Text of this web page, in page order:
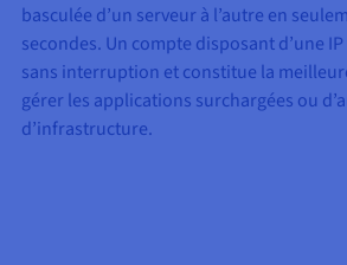
basculée d’un serveur à l’autre en
secondes. Un compte disposant d’une
sans interruption et constitue la
gérer les applications surchargées ou
d’infrastructure.